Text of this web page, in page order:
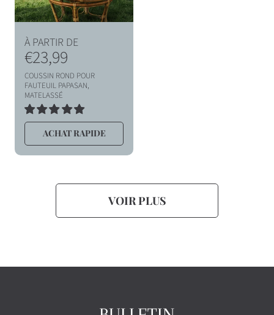
P
r
i
x
h
a
b
i
À PARTIR DE
€23,99
COUSSIN ROND POUR
FAUTEUIL PAPASAN,
MATELASSÉ
TOTAL
DES
AVIS
ACHAT RAPIDE
VOIR PLUS